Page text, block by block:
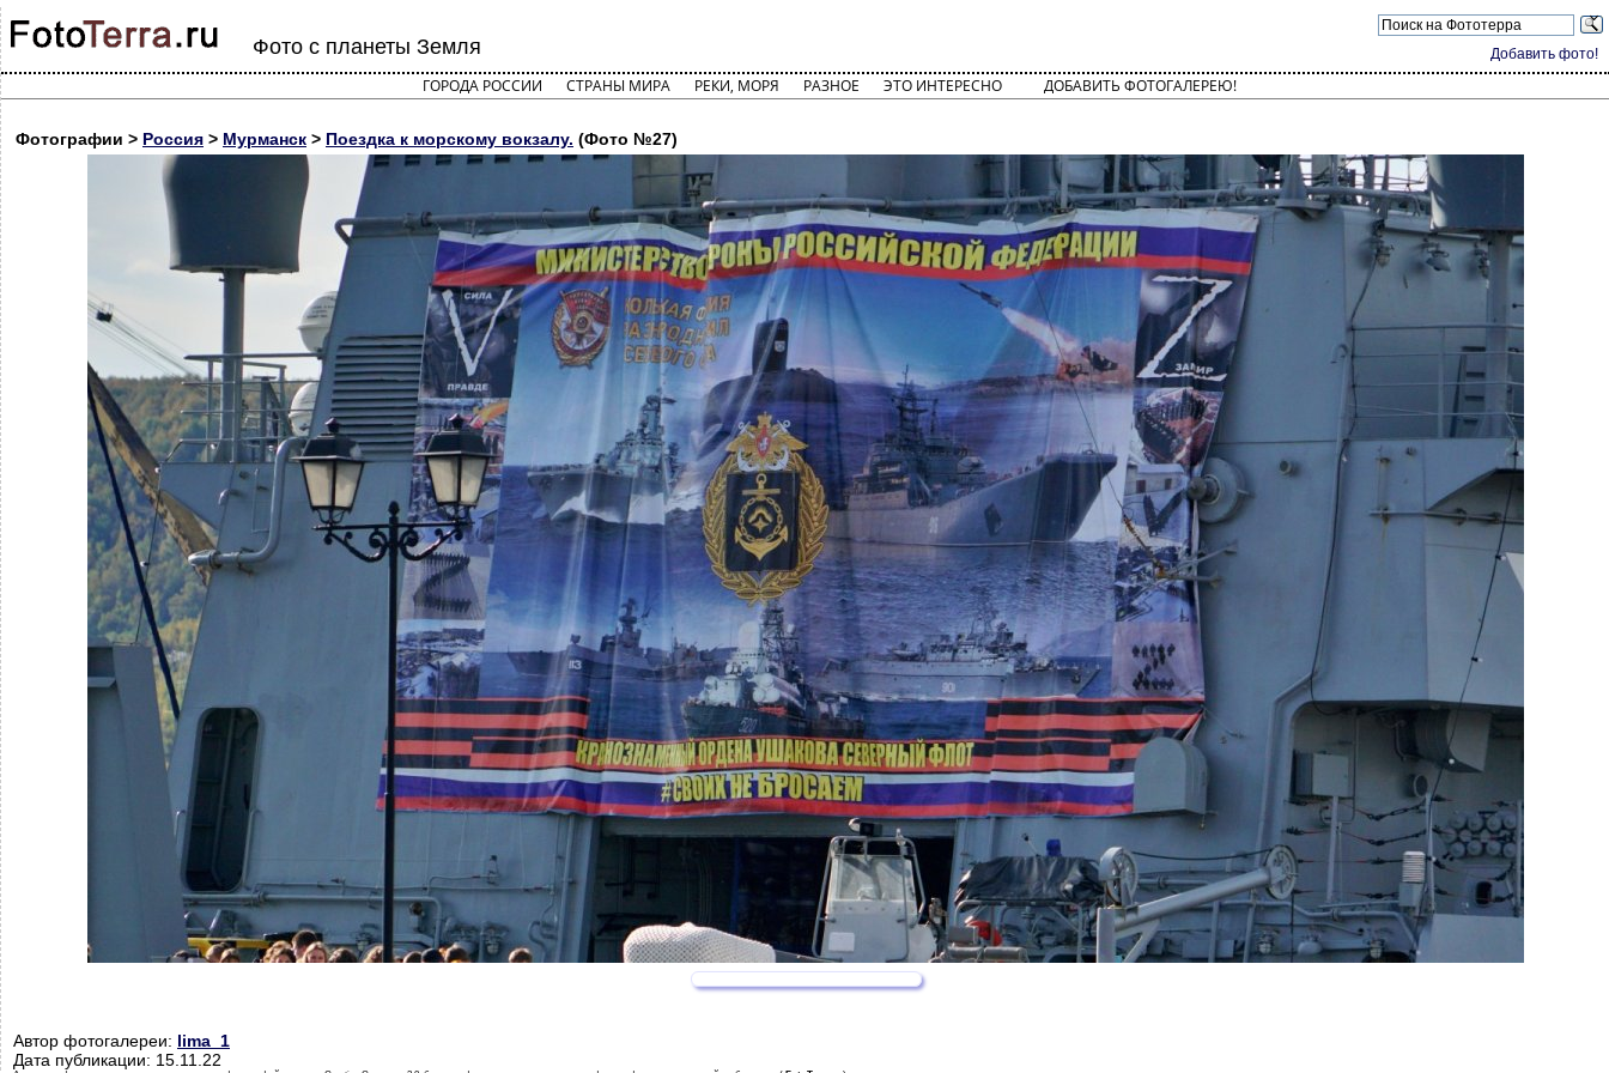
Добавить фото!
Фото с планеты Земля
ГОРОДА РОССИИ СТРАНЫ МИРА РЕКИ, МОРЯ РАЗНОЕ ЭТО ИНТЕРЕСНО ДОБАВИТЬ ФОТОГАЛЕРЕЮ!
Фотографии > Россия > Мурманск > Поездка к морскому вокзалу. (Фото №27)
Автор фотогалереи: lima_1
Дата публикации: 15.11.22